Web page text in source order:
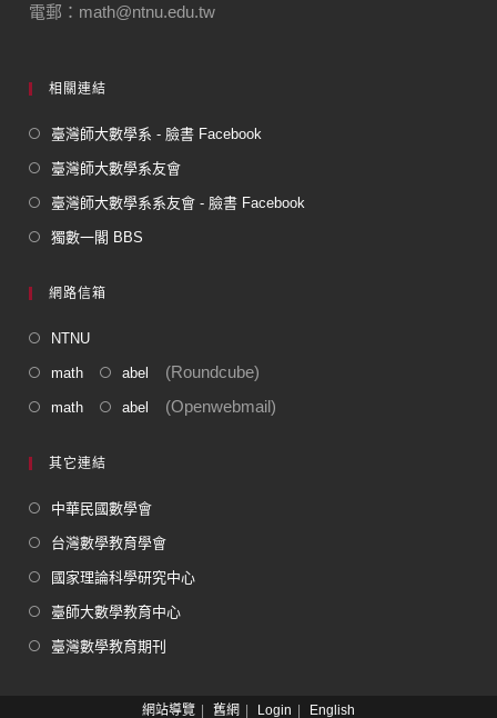
電郵：math@ntnu.edu.tw
相關連結
臺灣師大數學系 - 臉書 Facebook
臺灣師大數學系友會
臺灣師大數學系系友會 - 臉書 Facebook
獨數一閣 BBS
網路信箱
NTNU
math abel (Roundcube)
math abel (Openwebmail)
其它連結
中華民國數學會
台灣數學教育學會
國家理論科學研究中心
臺師大數學教育中心
臺灣數學教育期刊
網站導覽 舊網 Login English